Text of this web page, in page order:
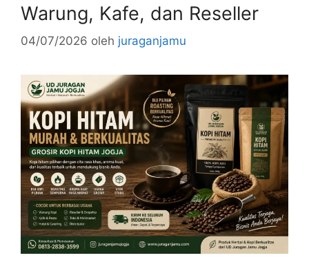
Warung, Kafe, dan Reseller
04/07/2026 oleh juraganjamu